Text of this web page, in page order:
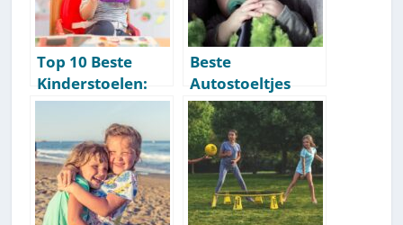
Top 10 Beste
Kinderstoelen:
Best Getest [2026]
Beste
Autostoeltjes
Voor Kinderen
[Top 10 Maxi
Cosi’s] [2026]